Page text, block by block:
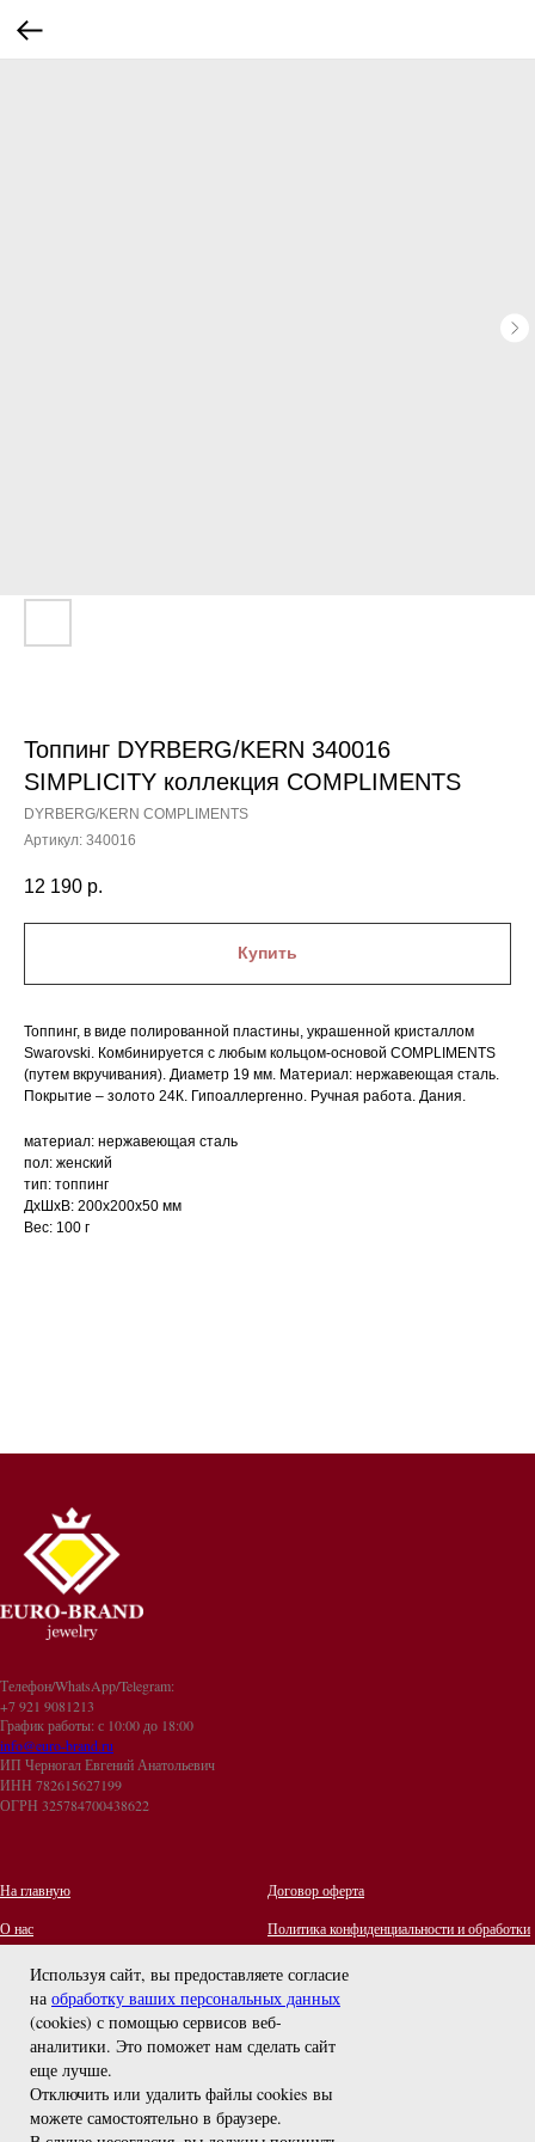
Топпинг DYRBERG/KERN 340016
SIMPLICITY коллекция COMPLIMENTS
DYRBERG/KERN COMPLIMENTS
Артикул: 340016
12 190 р.
Купить
Топпинг, в виде полированной пластины, украшенной кристаллом
Swarovski. Комбинируется с любым кольцом-основой COMPLIMENTS
(путем вкручивания). Диаметр 19 мм. Материал: нержавеющая сталь.
Покрытие – золото 24К. Гипоаллергенно. Ручная работа. Дания.
материал: нержавеющая сталь
пол: женский
тип: топпинг
ДxШxВ: 200x200x50 мм
Вес: 100 г
задайте вопрос
Используя сайт, вы предоставляете согласие
на обработку ваших персональных данных
(cookies) с помощью сервисов веб-
аналитики. Это поможет нам сделать сайт
еще лучше.
Отключить или удалить файлы cookies вы
можете самостоятельно в браузере.
Телефон/WhatsApp/Telegram:
+7 921 9081213
График работы: с 10:00 до 18:00
info@euro-brand.ru
ИП Черногал Евгений Анатольевич
ИНН 782615627199
ОГРН 325784700438622
На главную
О нас
Контакты
Отзывы
Договор оферта
Политика конфиденциальности и обработки
персональных данных
Оплата и Доставка